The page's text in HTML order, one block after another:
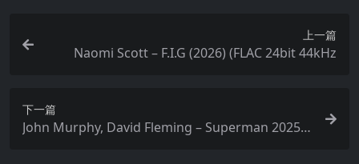
上一篇
Naomi Scott – F.I.G (2026) (FLAC 24bit 44kHz
下一篇
John Murphy, David Fleming – Superman 2025 F